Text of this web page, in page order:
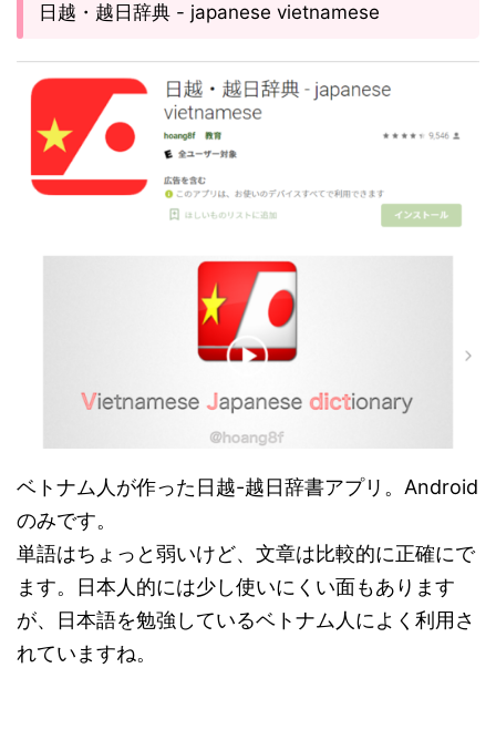
日越・越日辞典 - japanese vietnamese
ベトナム人が作った日越-越日辞書アプリ。Android
のみです。
単語はちょっと弱いけど、文章は比較的に正確にで
ます。日本人的には少し使いにくい面もあります
が、日本語を勉強しているベトナム人によく利用さ
れていますね。